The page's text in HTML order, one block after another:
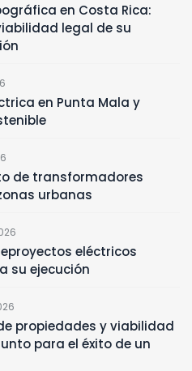
en Costa Rica:
legal de su
en Punta Mala y
de transformadores
urbanas
eléctricos
su ejecución
propiedades y viabilidad
para el éxito de un